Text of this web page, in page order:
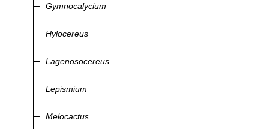
Gymnocalycium
Hylocereus
Lagenosocereus
Lepismium
Melocactus